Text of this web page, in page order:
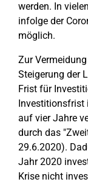
werden. In
infolge der
möglich.
Zur
Steigerung der
Frist für
Investitionsfrist
auf vier Jahre
durch das
29.6.2020).
Jahr 2020
Krise nicht